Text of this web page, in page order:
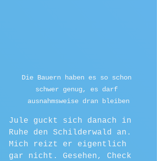
Die Bauern haben es so schon
schwer genug, es darf
ausnahmsweise dran bleiben
Jule guckt sich danach in
Ruhe den Schilderwald an.
Mich reizt er eigentlich
gar nicht. Gesehen, Check